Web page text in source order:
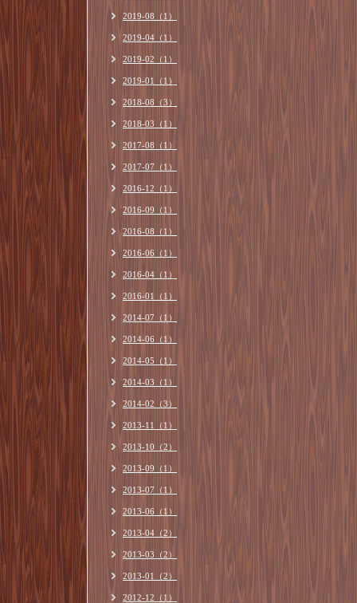
2019-08（1）
2019-04（1）
2019-02（1）
2019-01（1）
2018-08（3）
2018-03（1）
2017-08（1）
2017-07（1）
2016-12（1）
2016-09（1）
2016-08（1）
2016-06（1）
2016-04（1）
2016-01（1）
2014-07（1）
2014-06（1）
2014-05（1）
2014-03（1）
2014-02（3）
2013-11（1）
2013-10（2）
2013-09（1）
2013-07（1）
2013-06（1）
2013-04（2）
2013-03（2）
2013-01（2）
2012-12（1）